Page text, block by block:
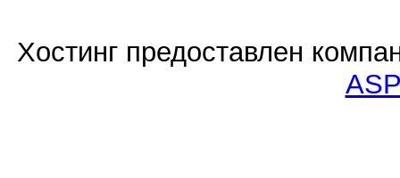
Хостинг предоставлен